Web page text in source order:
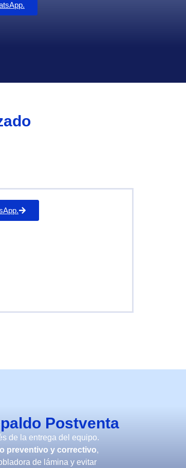
Postventa
de la entrega del equipo.
preventivo y correctivo,
de lámina y evitar